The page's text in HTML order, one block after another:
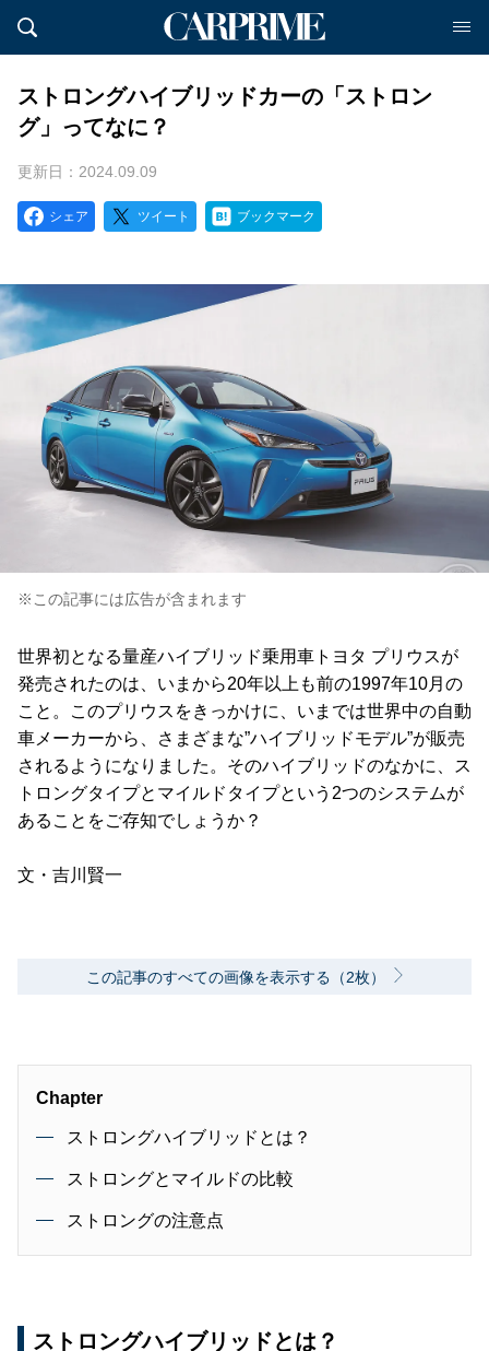
ストロングハイブリッドカーの「ストロン
グ」ってなに？
更新日：2024.09.09
シェア ツイート ブックマーク
※この記事には広告が含まれます
世界初となる量産ハイブリッド乗用車トヨタ プリウスが
発売されたのは、いまから20年以上も前の1997年10月の
こと。このプリウスをきっかけに、いまでは世界中の自動
車メーカーから、さまざまな”ハイブリッドモデル”が販売
されるようになりました。そのハイブリッドのなかに、ス
トロングタイプとマイルドタイプという2つのシステムが
あることをご存知でしょうか？
文・吉川賢一
この記事のすべての画像を表示する（2枚）
Chapter
ストロングハイブリッドとは？
ストロングとマイルドの比較
ストロングの注意点
ストロングハイブリッドとは？